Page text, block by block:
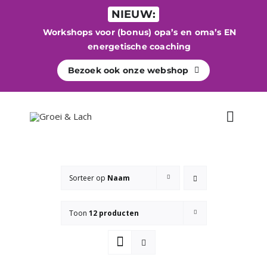
NIEUW:
Workshops voor (bonus) opa’s en oma’s EN
energetische coaching
Bezoek ook onze webshop
Toggle
Energetisch werk
Sorteer op Naam
Toon 12 producten